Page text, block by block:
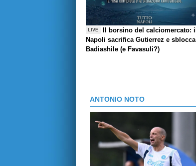
LIVE
Il borsino del calciomercato: il
Napoli sacrifica Gutierrez e sblocca
Badiashile (e Favasuli?)
ANTONIO NOTO